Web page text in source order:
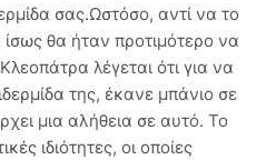
σας.Ωστόσο, αντί να το
θα ήταν προτιμότερο να
λέγεται ότι για να
της, έκανε μπάνιο σε
μια αλήθεια σε αυτό. Το
ιδιότητες, οι οποίες